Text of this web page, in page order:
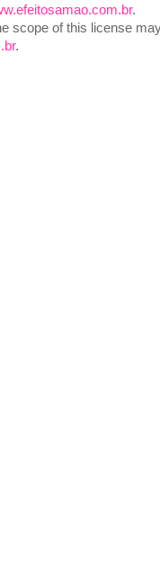
.
scope of this license
.